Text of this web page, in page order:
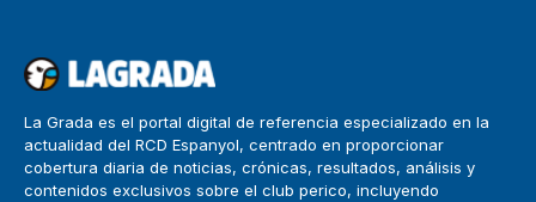
La Grada es el portal digital de referencia especializado en la
actualidad del RCD Espanyol, centrado en proporcionar
cobertura diaria de noticias, crónicas, resultados, análisis y
contenidos exclusivos sobre el club perico, incluyendo